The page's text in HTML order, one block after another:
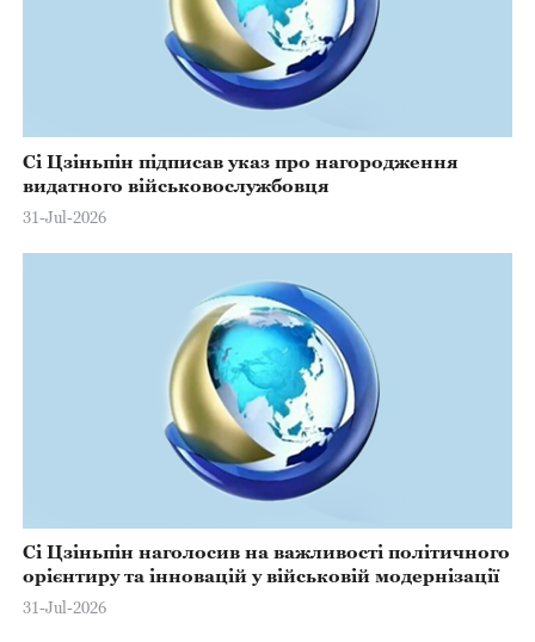
Сі Цзіньпін підписав указ про нагородження
видатного військовослужбовця
31-Jul-2026
Сі Цзіньпін наголосив на важливості політичного
орієнтиру та інновацій у військовій модернізації
31-Jul-2026